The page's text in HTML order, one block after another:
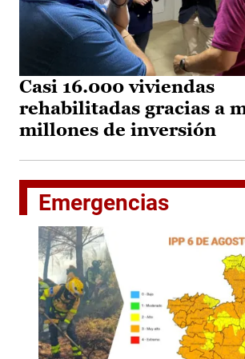
Casi 16.000 viviendas
rehabilitadas gracias a
millones de inversión
Emergencias